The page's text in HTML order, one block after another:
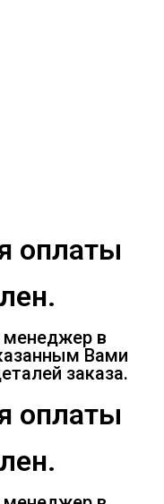
оплаты
в
Вами
заказа.
оплаты